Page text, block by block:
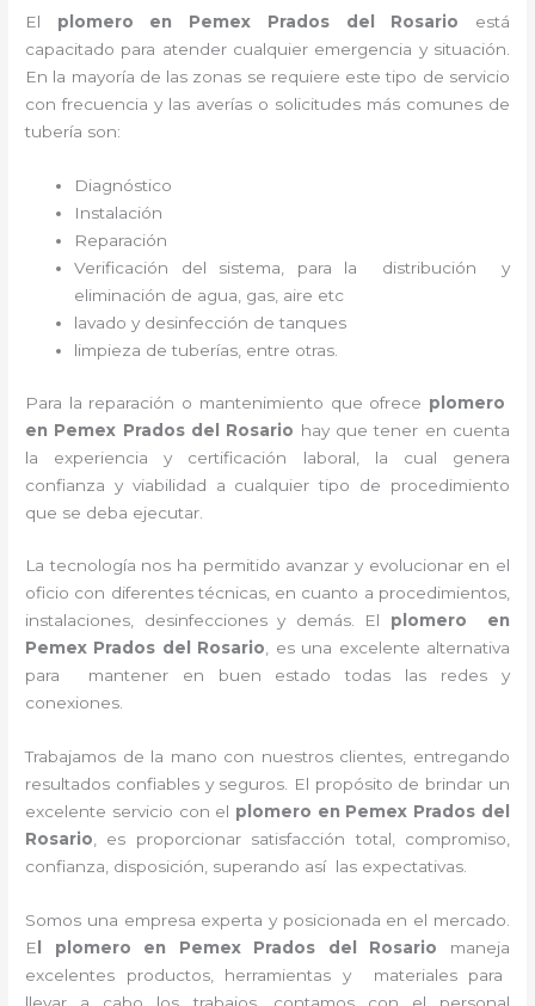
El plomero en Pemex Prados del Rosario está
capacitado para atender cualquier emergencia y situación.
En la mayoría de las zonas se requiere este tipo de servicio
con frecuencia y las averías o solicitudes más comunes de
tubería son:
Diagnóstico
Instalación
Reparación
Verificación del sistema, para la distribución y
eliminación de agua, gas, aire etc
lavado y desinfección de tanques
limpieza de tuberías, entre otras.
Para la reparación o mantenimiento que ofrece plomero
en Pemex Prados del Rosario hay que tener en cuenta
la experiencia y certificación laboral, la cual genera
confianza y viabilidad a cualquier tipo de procedimiento
que se deba ejecutar.
La tecnología nos ha permitido avanzar y evolucionar en el
oficio con diferentes técnicas, en cuanto a procedimientos,
instalaciones, desinfecciones y demás.
El plomero en
Pemex Prados del Rosario, es una excelente alternativa
para mantener en buen estado todas las redes y
conexiones.
Trabajamos de la mano con nuestros clientes, entregando
resultados confiables y seguros. El propósito de brindar un
excelente servicio con el plomero en Pemex Prados del
Rosario, es proporcionar satisfacción total, compromiso,
confianza, disposición, superando así las expectativas.
Somos una empresa experta y posicionada en el mercado.
E l plomero en Pemex Prados del Rosario maneja
excelentes productos, herramientas y materiales para